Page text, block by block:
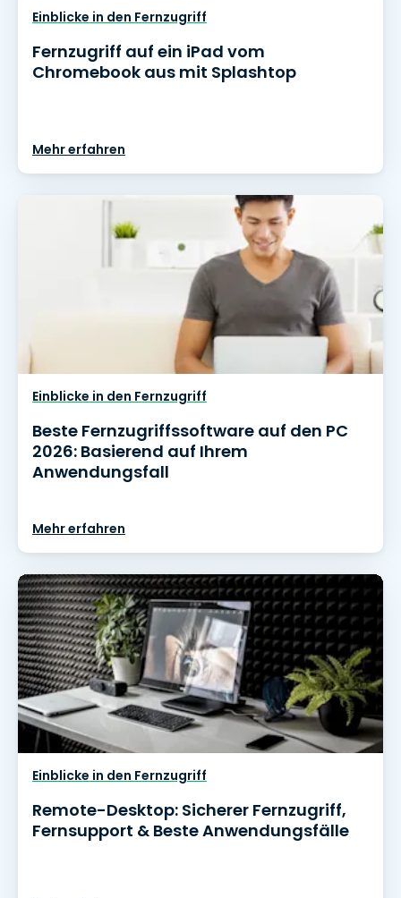
Einblicke in den Fernzugriff
Fernzugriff auf ein iPad vom
Chromebook aus mit Splashtop
Mehr erfahren
Einblicke in den Fernzugriff
Beste Fernzugriffssoftware auf den PC
2026: Basierend auf Ihrem
Anwendungsfall
Mehr erfahren
Einblicke in den Fernzugriff
Remote-Desktop: Sicherer Fernzugriff,
Fernsupport & Beste Anwendungsfälle